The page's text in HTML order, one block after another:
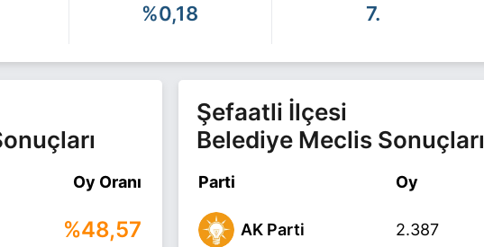
%0,18 7.
Oy Oranı
%48,57
Şefaatli İlçesi
Belediye Meclis Sonuçları
Parti Oy
AK Parti 2.387